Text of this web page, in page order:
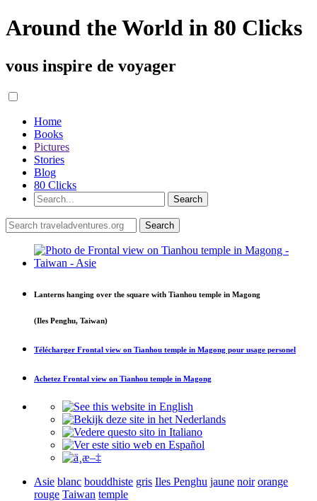
Around the World in 80 Clicks
vous inspire de voyager
Home
Books
Pictures
Stories
Blog
80 Clicks
Lanterns hanging over the square with Tianhou temple in Magong
(Iles Penghu, Taiwan)
Télécharger Frontal view on Tianhou temple in Magong pour usage personel
Achetez Frontal view on Tianhou temple in Magong
Asie blanc bouddhiste gris Iles Penghu jaune noir orange
rouge Taiwan temple